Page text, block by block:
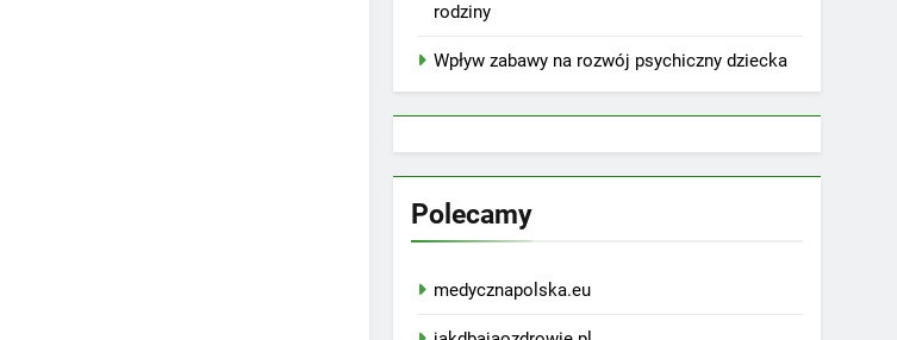
rodziny
Wpływ zabawy na rozwój psychiczny dziecka
Polecamy
medycznapolska.eu